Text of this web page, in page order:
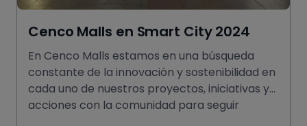
Cenco Malls en Smart City 2024
En Cenco Malls estamos en una búsqueda
constante de la innovación y sostenibilidad en
cada uno de nuestros proyectos, iniciativas y
acciones con la comunidad para seguir